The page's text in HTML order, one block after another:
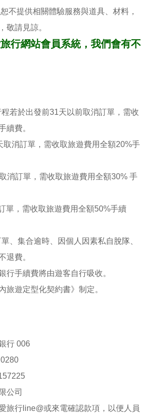
不提供相關體驗服務與道具、材料，
敬請見諒。
行網站會員系統，我們會有不
若於出發前31天以前取消訂單，需收
續費。
取消訂單，需收取旅遊費用全額20%手
消訂單，需收取旅遊費用全額30% 手
單，需收取旅遊費用全額50%手續
、集合逾時、因個人因素私自脫隊、
退費。
行手續費將由遊客自行吸收。
旅遊定型化契約書》制定。
行 006
公司
旅行line@或來電確認款項，以便人員